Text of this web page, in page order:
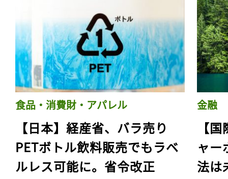
食品・消費財・アパレル
【日本】経産省、バラ売り
PETボトル飲料販売でもラベ
ルレス可能に。省令改正
金融
【
ャー
法は